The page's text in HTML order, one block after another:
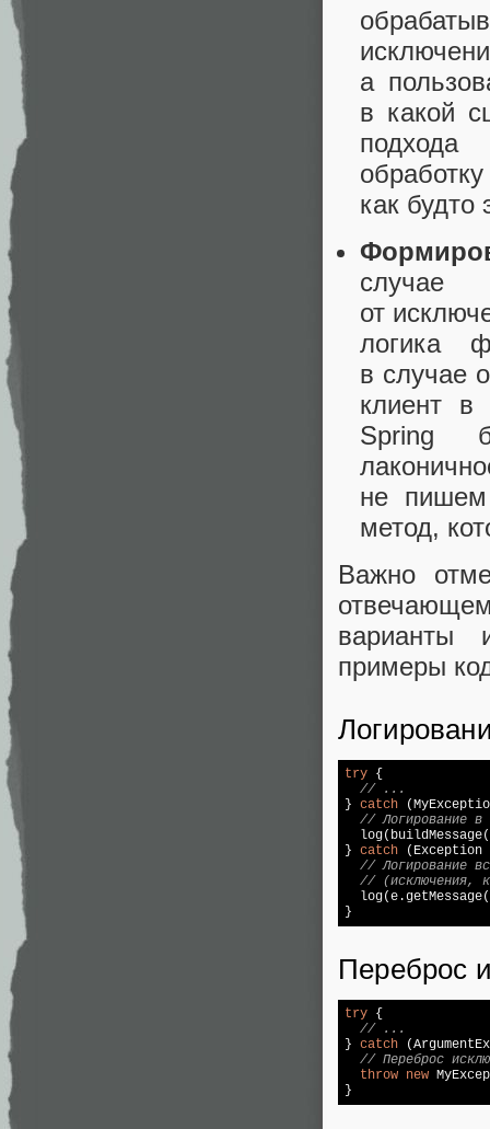
а
в какой
подхода
как будто
случае
от
логика
в случае
клиент в
Spring
не
метод,
Важно
варианты
примеры
try {
// ...
} catch
// Логирование в
} catch
// Логирование
// (исключения,
}
Переброс
try {
// ...
} catch
// Переброс
throw new
}